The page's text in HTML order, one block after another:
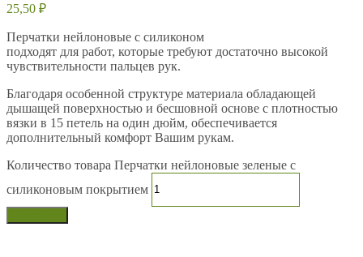
25,50 ₽
Перчатки нейлоновые с силиконом
подходят для работ, которые требуют достаточно высокой
чувствительности пальцев рук.
Благодаря особенной структуре материала обладающей
дышащей поверхностью и бесшовной основе с плотностью
вязки в 15 петель на один дюйм, обеспечивается
дополнительный комфорт Вашим рукам.
Количество товара Перчатки нейлоновые зеленые с
силиконовым покрытием